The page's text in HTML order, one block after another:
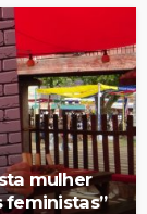
mulher
feministas”